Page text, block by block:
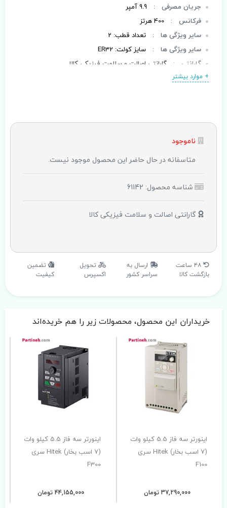
جریان مصرفی :
9.9 آمپر
فرکانس :
400 هرتز
سایر ویژگی ها :
تعداد قطب: 2
سایر ویژگی ها :
سایز کولت: ER32
گارانتی
: گارانتی اصالت و سلامت فیزیکی کالا
+ موارد بیشتر
ناموجود
متاسفانه در حال حاضر این محصول موجود نیست.
شناسه محصول: 61142
گارانتی اصالت و سلامت فیزیکی کالا
۴۸ ساعت
بازگشت کالا
ارسال به
سراسر کشور
تحویل
اکسپرس
تضمین
کیفیت
خریداران این محصول، محصولات زیر را هم خریده‌اند
اینورتر سه فاز 5.5 کیلو وات
(7 اسب بخار) Hitek سری
F100
37,290,000 تومان
اینورتر سه فاز 5.5 کیلو وات
(7 اسب بخار) Hitek سری
F300
44,155,000 تومان